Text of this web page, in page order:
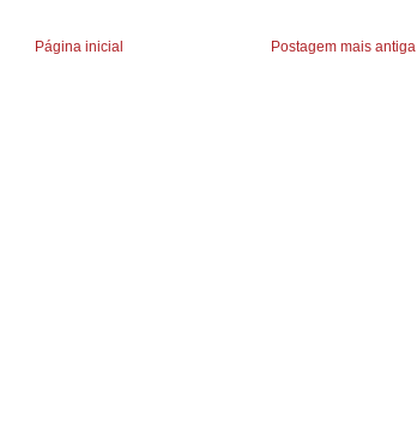
Postagem mais antiga
Página inicial